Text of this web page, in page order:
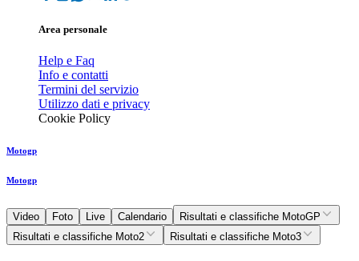
Area personale
Help e Faq
Info e contatti
Termini del servizio
Utilizzo dati e privacy
Cookie Policy
Motogp
Motogp
Video Foto Live Calendario
Risultati e classifiche MotoGP
Risultati e classifiche Moto2
Risultati e classifiche Moto3